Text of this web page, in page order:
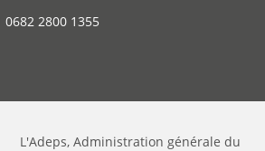
2800 1355
L'Adeps, Administration générale du